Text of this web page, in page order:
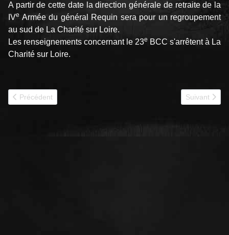
A partir de cette date la direction générale de retraite de la
IVe Armée du général Requin sera pour un regroupement
au sud de La Charité sur Loire.
Les renseignements concernant le 23e BCC s'arrêtent à La
Charité sur Loire.
Article précédent : 1940 - 24e BCC combat de Montcornet
Précédent Article
Suivant